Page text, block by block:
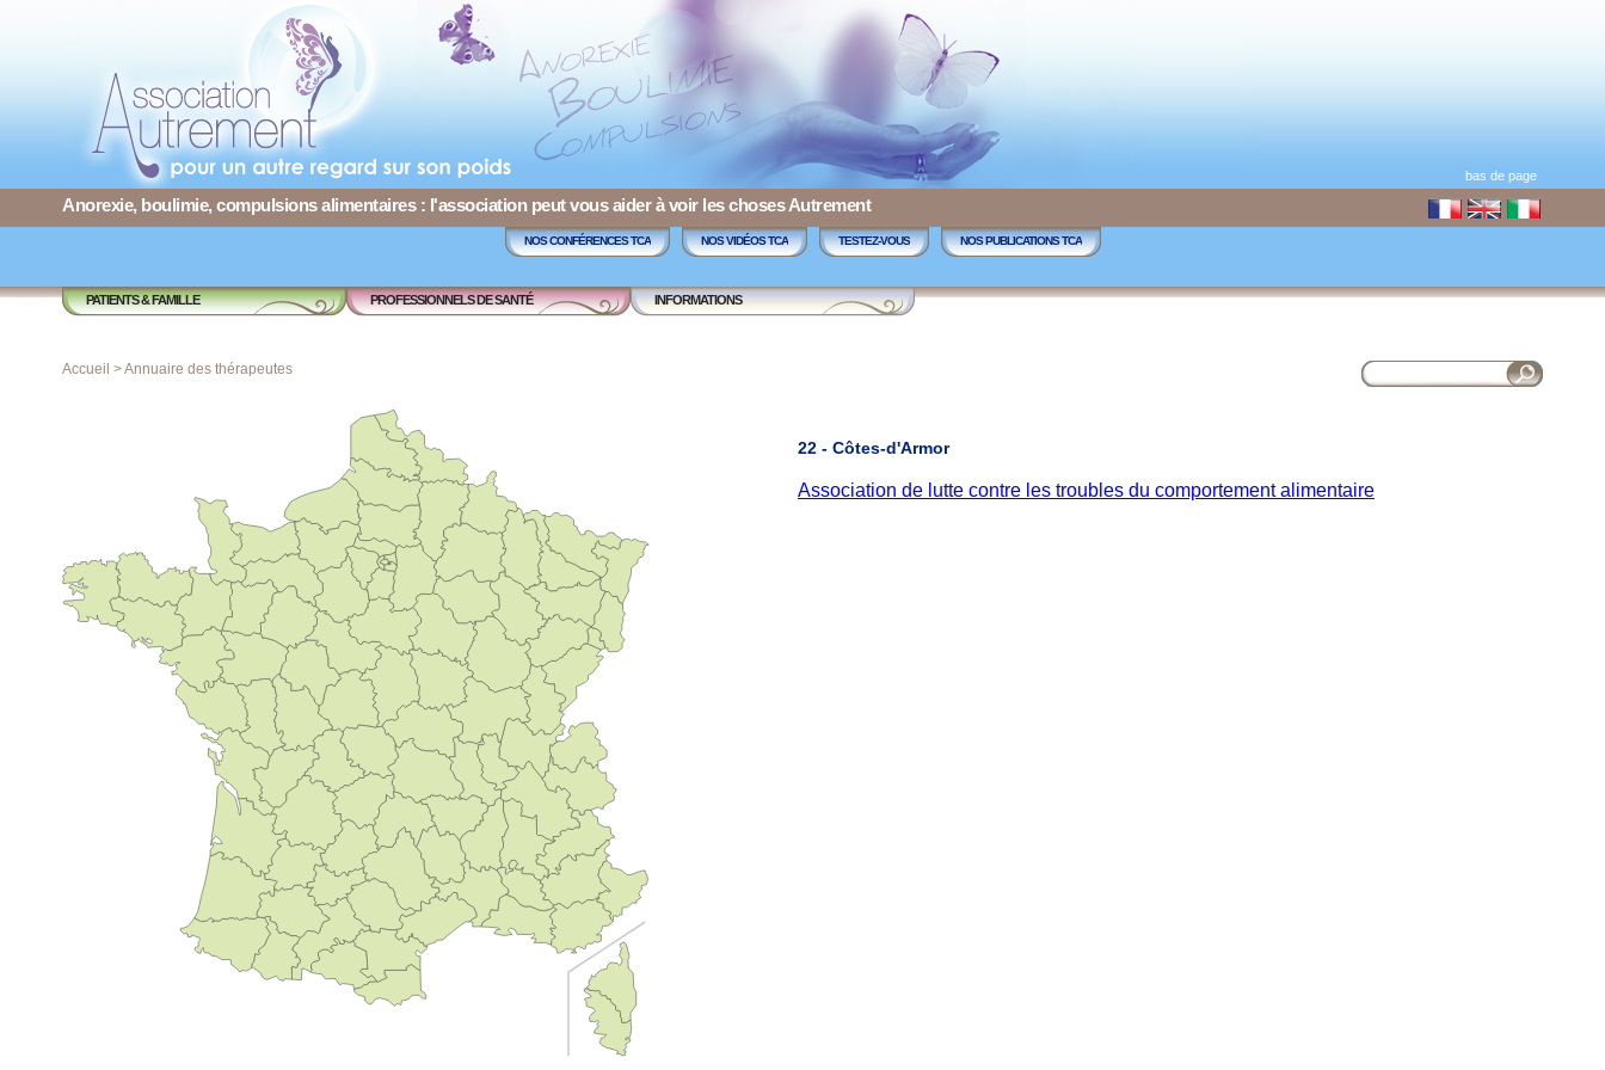
bas de page
Anorexie, boulimie, compulsions alimentaires : l'association peut vous aider à voir les choses Autrement
NOS CONFÉRENCES TCA NOS VIDÉOS TCA TESTEZ-VOUS NOS PUBLICATIONS TCA
PATIENTS & FAMILLE PROFESSIONNELS DE SANTÉ INFORMATIONS
Accueil >Annuaire des thérapeutes
22 - Côtes-d'Armor
Association de lutte contre les troubles du comportement alimentaire